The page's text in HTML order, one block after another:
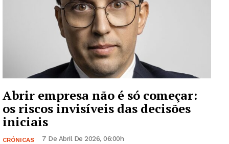
Grande Entrevista
Quero ser Assinante
Abrir empresa não é só começar:
os riscos invisíveis das decisões
iniciais
CRÓNICAS 7 De Abril De 2026, 06:00h